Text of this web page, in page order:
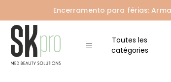
Encerramento para férias:
Toutes les
catégories